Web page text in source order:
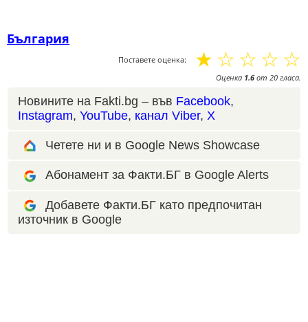
България
Поставете оценка: ☆
☆
☆
☆
☆
Оценка 1.6 от 20 гласа.
Новините на Fakti.bg – във Facebook,
Instagram, YouTube, канал Viber, X
Четете ни и в Google News Showcase
Абонамент за Факти.БГ в Google Alerts
Добавете Факти.БГ като предпочитан
източник в Google